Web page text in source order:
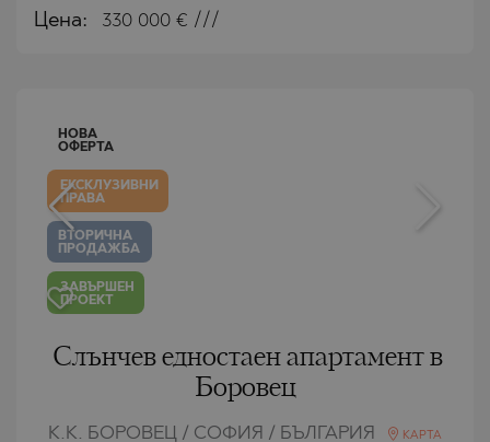
Цена: 330 000 € ///
НОВА
ОФЕРТА
ЕКСКЛУЗИВНИ
ПРАВА
ВТОРИЧНА
ПРОДАЖБА
ЗАВЪРШЕН
ПРОЕКТ
Слънчев едностаен апартамент в
Боровец
К.К. БОРОВЕЦ / СОФИЯ / БЪЛГАРИЯ КАРТА